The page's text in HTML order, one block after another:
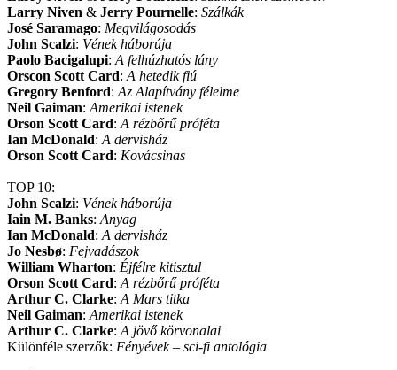
Larry Niven & Jerry Pournelle: Szálkák
José Saramago: Megvilágosodás
John Scalzi: Vének háborúja
Paolo Bacigalupi: A felhúzhatós lány
Orscon Scott Card: A hetedik fiú
Gregory Benford: Az Alapítvány félelme
Neil Gaiman: Amerikai istenek
Orson Scott Card: A rézbőrű próféta
Ian McDonald: A dervisház
Orson Scott Card: Kovácsinas
TOP 10:
John Scalzi: Vének háborúja
Iain M. Banks: Anyag
Ian McDonald: A dervisház
Jo Nesbø: Fejvadászok
William Wharton: Éjfélre kitisztul
Orson Scott Card: A rézbőrű próféta
Arthur C. Clarke: A Mars titka
Neil Gaiman: Amerikai istenek
Arthur C. Clarke: A jövő körvonalai
Különféle szerzők: Fényévek – sci-fi antológia